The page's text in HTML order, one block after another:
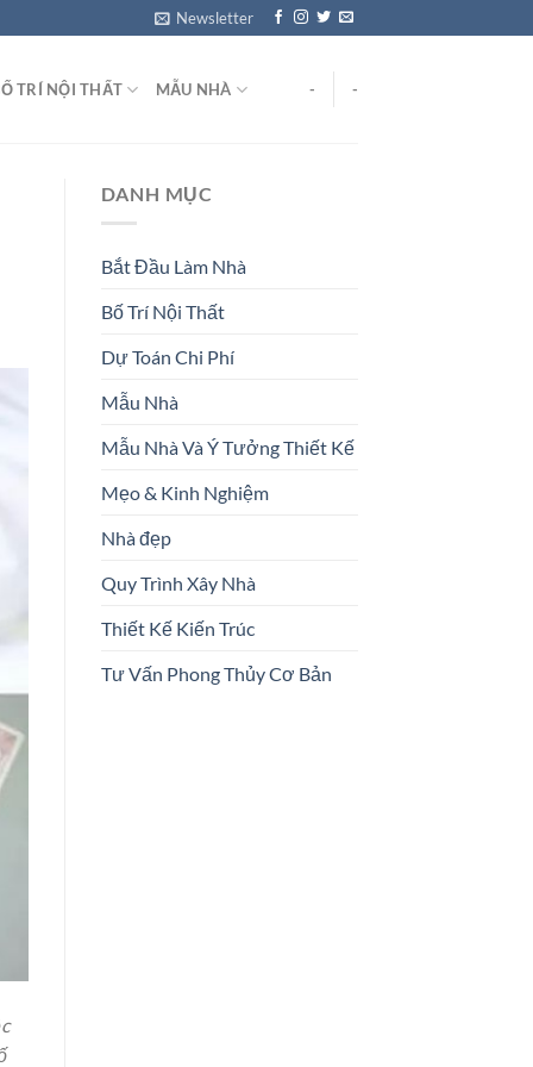
Newsletter
TRÍ NỘI THẤT MẪU NHÀ - -
DANH MỤC
Bắt Đầu Làm Nhà
Bố Trí Nội Thất
Dự Toán Chi Phí
Mẫu Nhà
Mẫu Nhà Và Ý Tưởng Thiết Kế
Mẹo & Kinh Nghiệm
Nhà đẹp
Quy Trình Xây Nhà
Thiết Kế Kiến Trúc
Tư Vấn Phong Thủy Cơ Bản